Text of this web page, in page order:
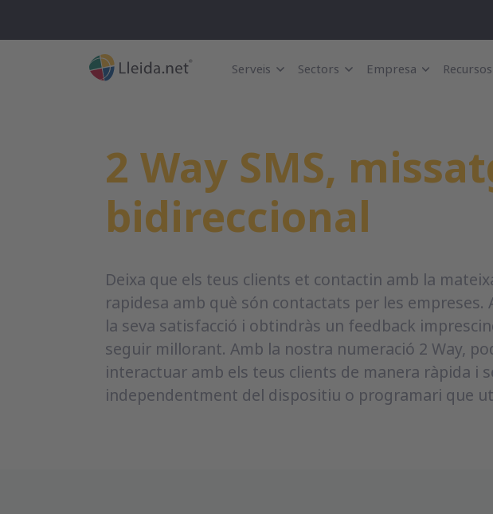
Serveis Sectors Empresa Recursos
2 Way SMS,
bidireccional
Deixa que els teus clients et contactin amb la
rapidesa amb què són contactats per les empreses.
la seva satisfacció i obtindràs un feedback
seguir millorant. Amb la nostra numeració 2 Way,
interactuar amb els teus clients de manera ràpida i
independentment del dispositiu o programari que